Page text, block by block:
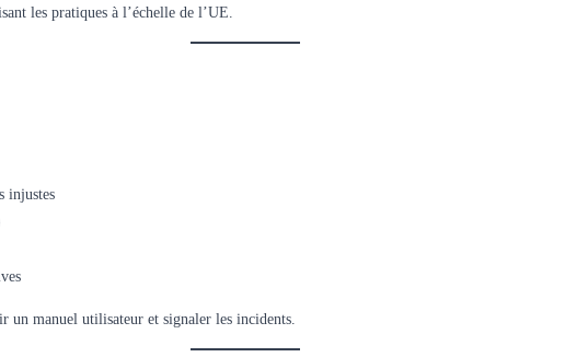
les pratiques à l’échelle de l’UE.
injustes
un manuel utilisateur et signaler les incidents.